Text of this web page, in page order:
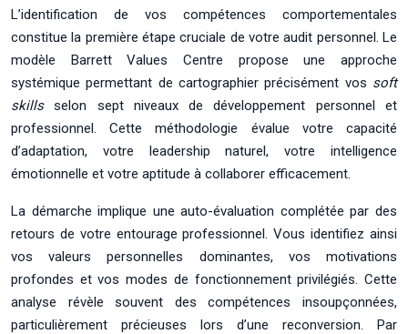
L’identification de vos compétences comportementales
constitue la première étape cruciale de votre audit personnel. Le
modèle Barrett Values Centre propose une approche
systémique permettant de cartographier précisément vos soft
skillsselon sept niveaux de développement personnel et
professionnel. Cette méthodologie évalue votre capacité
d’adaptation, votre leadership naturel, votre intelligence
émotionnelle et votre aptitude à collaborer efficacement.
La démarche implique une auto-évaluation complétée par des
retours de votre entourage professionnel. Vous identifiez ainsi
vos valeurs personnelles dominantes, vos motivations
profondes et vos modes de fonctionnement privilégiés. Cette
analyse révèle souvent des compétences insoupçonnées,
particulièrement précieuses lors d’une reconversion. Par